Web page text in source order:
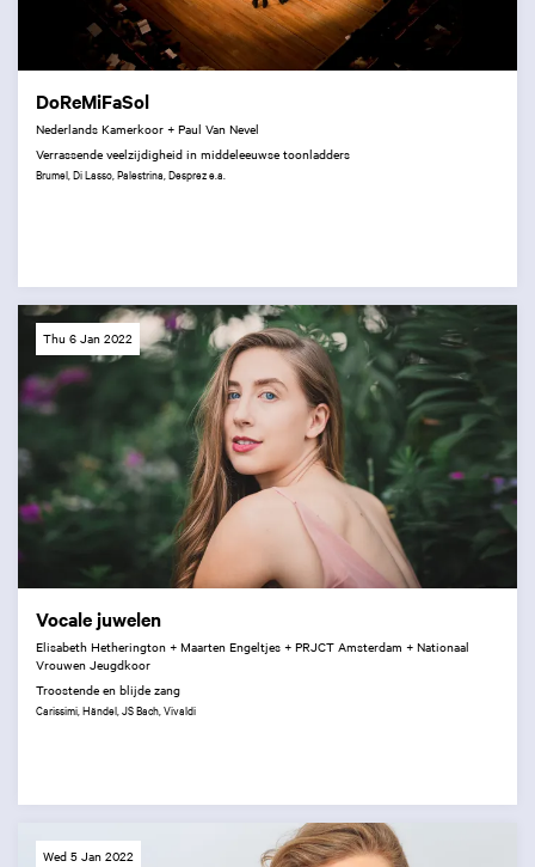
DoReMiFaSol
Nederlands Kamerkoor + Paul Van Nevel
Verrassende veelzijdigheid in middeleeuwse toonladders
Brumel, Di Lasso, Palestrina, Desprez e.a.
Vocale juwelen
Elisabeth Hetherington + Maarten Engeltjes + PRJCT Amsterdam + Nationaal
Vrouwen Jeugdkoor
Troostende en blijde zang
Carissimi, Händel, JS Bach, Vivaldi
Thu 6 Jan 2022
Wed 5 Jan 2022